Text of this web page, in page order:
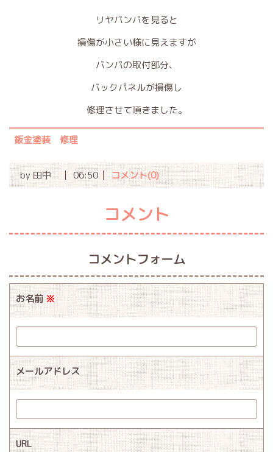
リヤバンパを見ると
損傷が小さい様に見えますが
バンパの取付部分、
バックパネルが損傷し
修理させて頂きました。
鈑金塗装 修理
by田中 06:50 コメント(0)
コメント
コメントフォーム
お名前※
メールアドレス
URL